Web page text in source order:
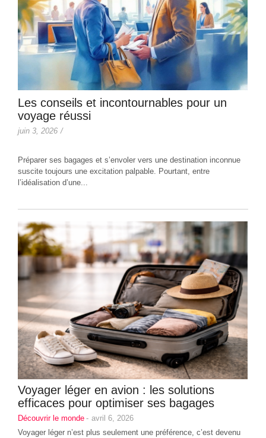
Les conseils et incontournables pour un
voyage réussi
juin 3, 2026 /
Préparer ses bagages et s’envoler vers une destination inconnue
suscite toujours une excitation palpable. Pourtant, entre
l’idéalisation d’une...
Voyager léger en avion : les solutions
efficaces pour optimiser ses bagages
Découvrir le monde - avril 6, 2026
Voyager léger n’est plus seulement une préférence, c’est devenu